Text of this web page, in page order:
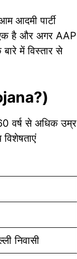
आदमी पार्टी
एक है और अगर AAP
में विस्तार से
60 वर्ष से अधिक उम्र
निवासी